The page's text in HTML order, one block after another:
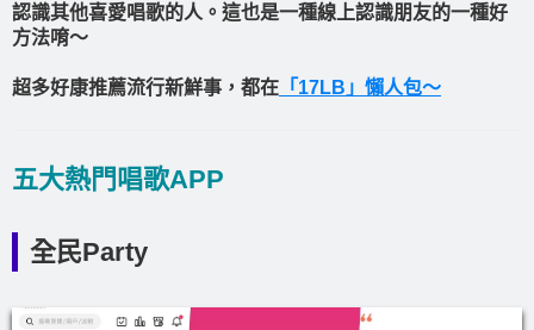
認識其他喜愛唱歌的人。這也是一種線上認識朋友的一種好
方法唷～
超多好康推薦流行新鮮事，都在 「17LB」懶人包～
五大熱門唱歌APP
全民Party